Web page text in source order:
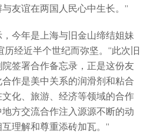
友谊在两国人民心中生长。”
今年是上海与旧金山缔结姐妹
经近半个世纪而弥坚。“此次旧
签署合作备忘录，正是这份友
作是美中关系的润滑剂和粘合
化、旅游、经济等领域的合作
方交流合作注入源源不断的动
理解和尊重添砖加瓦。”